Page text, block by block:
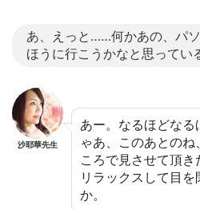
あ、えっと……何かあの、パ
ほうに行こうかなと思ってい
沙耶華先生
あー。なるほどな
ゃあ、このあとの
ころで見させて頂き
リラックスして目
か。